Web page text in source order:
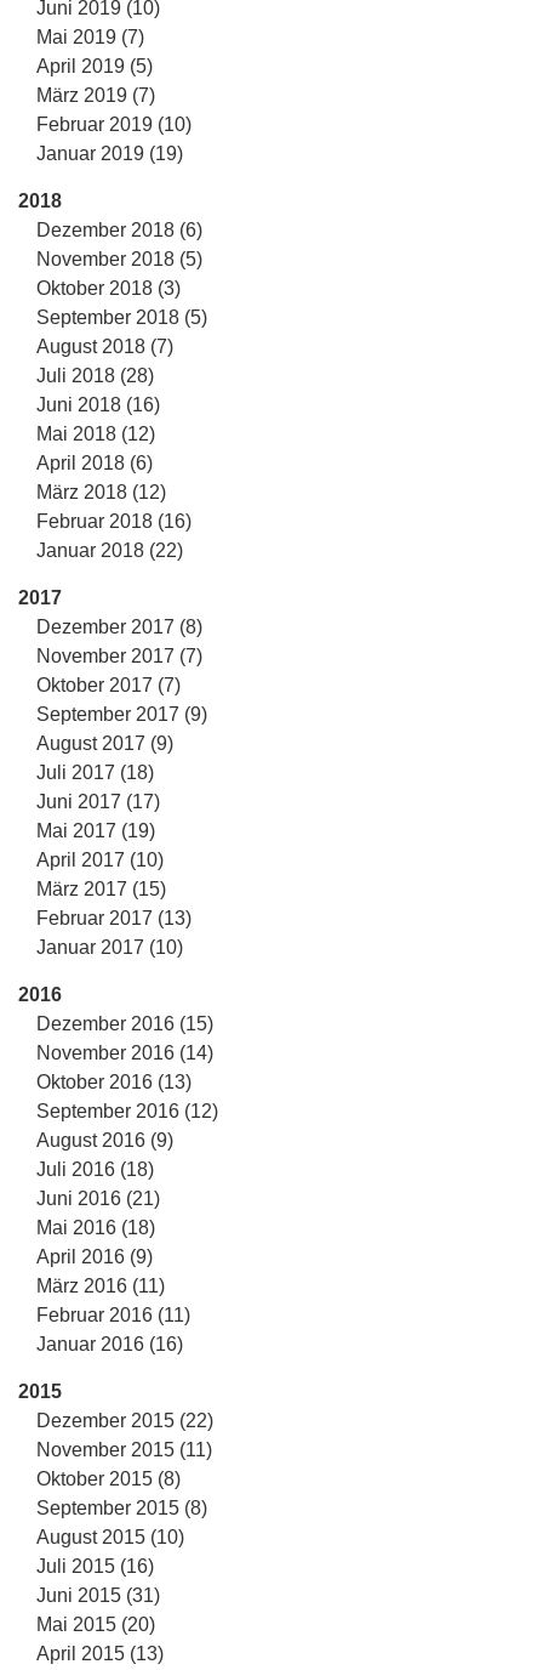
Juni 2019 (10)
Mai 2019 (7)
April 2019 (5)
März 2019 (7)
Februar 2019 (10)
Januar 2019 (19)
2018
Dezember 2018 (6)
November 2018 (5)
Oktober 2018 (3)
September 2018 (5)
August 2018 (7)
Juli 2018 (28)
Juni 2018 (16)
Mai 2018 (12)
April 2018 (6)
März 2018 (12)
Februar 2018 (16)
Januar 2018 (22)
2017
Dezember 2017 (8)
November 2017 (7)
Oktober 2017 (7)
September 2017 (9)
August 2017 (9)
Juli 2017 (18)
Juni 2017 (17)
Mai 2017 (19)
April 2017 (10)
März 2017 (15)
Februar 2017 (13)
Januar 2017 (10)
2016
Dezember 2016 (15)
November 2016 (14)
Oktober 2016 (13)
September 2016 (12)
August 2016 (9)
Juli 2016 (18)
Juni 2016 (21)
Mai 2016 (18)
April 2016 (9)
März 2016 (11)
Februar 2016 (11)
Januar 2016 (16)
2015
Dezember 2015 (22)
November 2015 (11)
Oktober 2015 (8)
September 2015 (8)
August 2015 (10)
Juli 2015 (16)
Juni 2015 (31)
Mai 2015 (20)
April 2015 (13)